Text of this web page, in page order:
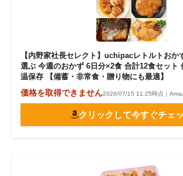
【内野家社長セレクト】uchipacレトルトおか
選ぶ 今週のおかず 6日分×2食 合計12食セット
温保存 【備蓄・非常食・贈り物にも最適】
価格を取得できません2026/07/15 11:25時点｜
クリックして今すぐチェ